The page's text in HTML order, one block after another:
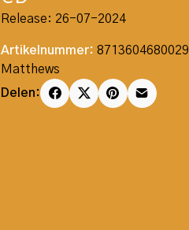
Release: 26-07-2024
Artikelnummer: 8713604680029
Matthews
Delen: